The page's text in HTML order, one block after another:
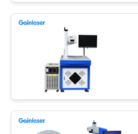
RICHIEDA
UNA
CITAZIONE
MAPPA
DEL